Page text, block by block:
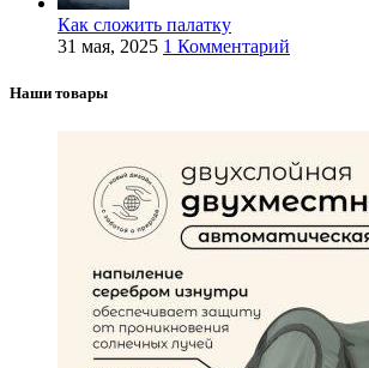
Как сложить палатку
31 мая, 2025 1 Комментарий
Наши товары